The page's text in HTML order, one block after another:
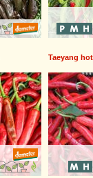
Taeyang hot